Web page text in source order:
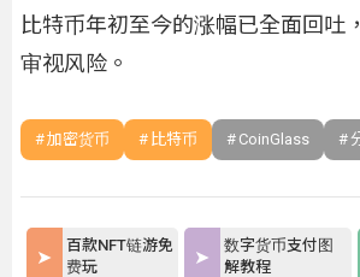
比特币年初至今的涨幅已全面回吐
审视风险。
加密货币 比特币 CoinGlass
百款NFT链游免
费玩
数字货币支付图
解教程